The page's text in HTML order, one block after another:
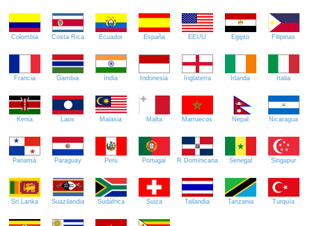
Colombia Costa Rica Ecuador España EEUU Egipto Filipinas
Francia Gambia India Indonesia Inglaterra Irlanda Italia
Kenia Laos Malasia Malta Marruecos Nepal Nicaragua
Panamá Paraguay Perú Portugal R.Dominicana Senegal Singapur
Sri Lanka Suazilandia Sudáfrica Suiza Tailandia Tanzania Turquía